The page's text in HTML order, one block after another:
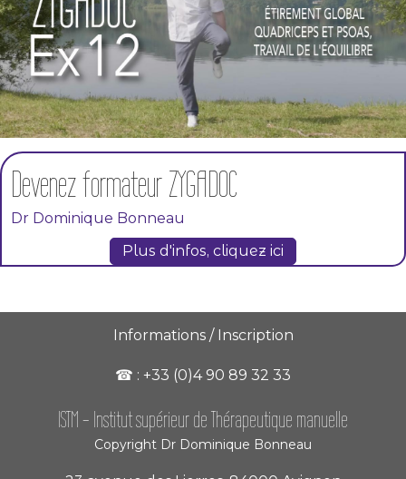
Devenez formateur ZYGADOC
Dr Dominique Bonneau
Plus d'infos, cliquez ici
Informations / Inscription
☎︎ : +33 (0)4 90 89 32 33
ISTM - Institut supérieur de Thérapeutique manuelle
Copyright Dr Dominique Bonneau